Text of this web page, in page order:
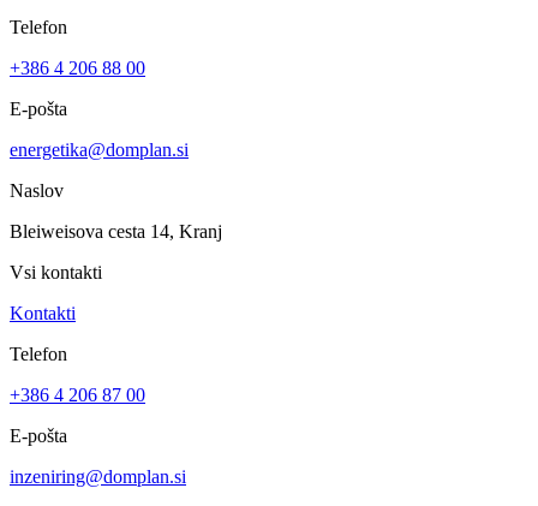
Telefon
+386 4 206 88 00
E-pošta
energetika@domplan.si
Naslov
Bleiweisova cesta 14, Kranj
Vsi kontakti
Kontakti
Telefon
+386 4 206 87 00
E-pošta
inzeniring@domplan.si